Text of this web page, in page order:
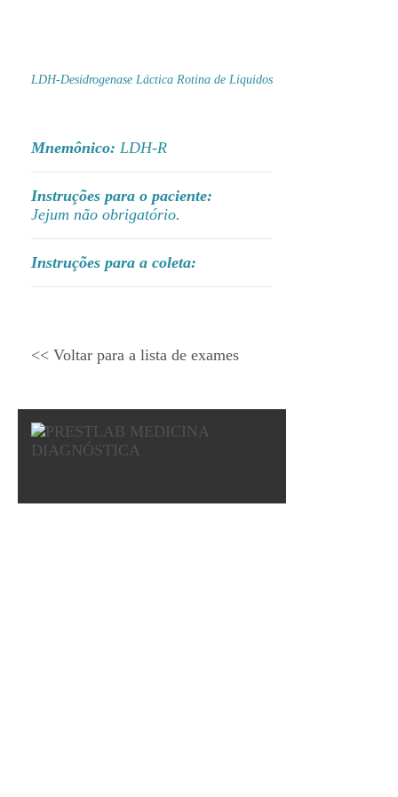
LDH-Desidrogenase Láctica Rotina de Liquidos
Mnemônico: LDH-R
Instruções para o paciente:
Jejum não obrigatório.
Instruções para a coleta:
<< Voltar para a lista de exames